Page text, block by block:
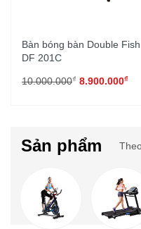
Bàn bóng bàn Double Fish
DF 201C
10.000.000₫ 8.900.000₫
Sản phẩm